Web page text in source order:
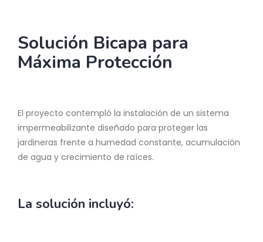
Solución Bicapa para
Máxima Protección
El proyecto contempló la instalación de un sistema
impermeabilizante diseñado para proteger las
jardineras frente a humedad constante, acumulación
de agua y crecimiento de raíces.
La solución incluyó: